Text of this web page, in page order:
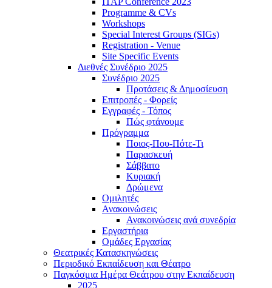
Programme & CVs
Workshops
Special Interest Groups (SIGs)
Registration - Venue
Site Specific Events
Διεθνές Συνέδριο 2025
Συνέδριο 2025
Προτάσεις & Δημοσίευση
Επιτροπές - Φορείς
Εγγραφές - Τόπος
Πώς φτάνουμε
Πρόγραμμα
Ποιος-Που-Πότε-Τι
Παρασκευή
Σάββατο
Κυριακή
Δρώμενα
Ομιλητές
Ανακοινώσεις
Ανακοινώσεις ανά συνεδρία
Εργαστήρια
Ομάδες Εργασίας
Θεατρικές Κατασκηνώσεις
Περιοδικό Εκπαίδευση και Θέατρο
Παγκόσμια Ημέρα Θεάτρου στην Εκπαίδευση
2025